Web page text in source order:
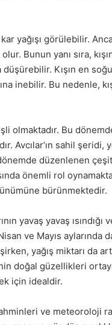
yağışı görülebilir.
Bunun yanı sıra,
düşürebilir. Kışın en
inebilir. Bu nedenle,
olmaktadır. Bu
Avcılar’ın sahil şeridi,
düzenlenen
önemli rol
bürünmektedir.
yavaş yavaş
ve Mayıs
yağış miktarı da
doğal güzellikleri
için idealdir.
ve meteoroloji